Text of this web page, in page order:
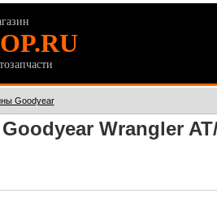
Goodyear
Wrangler